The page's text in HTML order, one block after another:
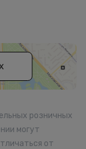
розничных
могут
от